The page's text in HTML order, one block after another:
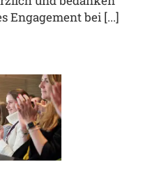
Engagement bei [...]